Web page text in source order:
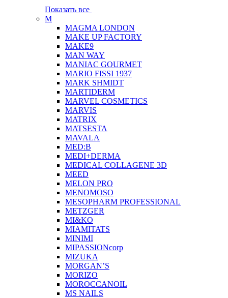
Показать все
M
MAGMA LONDON
MAKE UP FACTORY
MAKE9
MAN WAY
MANIAC GOURMET
MARIO FISSI 1937
MARK SHMIDT
MARTIDERM
MARVEL COSMETICS
MARVIS
MATRIX
MATSESTA
MAVALA
MED:B
MEDI+DERMA
MEDICAL COLLAGENE 3D
MEED
MELON PRO
MENOMOSO
MESOPHARM PROFESSIONAL
METZGER
MI&KO
MIAMITATS
MINIMI
MIPASSIONcorp
MIZUKA
MORGAN’S
MORIZO
MOROCCANOIL
MS NAILS